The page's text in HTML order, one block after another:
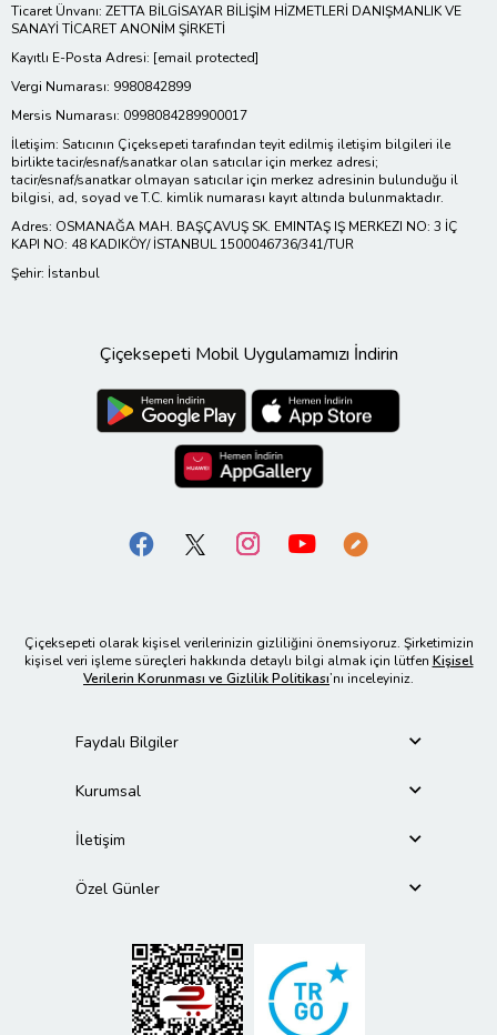
Ticaret Ünvanı: ZETTA BİLGİSAYAR BİLİŞİM HİZMETLERİ DANIŞMANLIK VE
SANAYİ TİCARET ANONİM ŞİRKETİ
Kayıtlı E-Posta Adresi: [email protected]
Vergi Numarası: 9980842899
Mersis Numarası: 0998084289900017
İletişim: Satıcının Çiçeksepeti tarafından teyit edilmiş iletişim bilgileri ile
birlikte tacir/esnaf/sanatkar olan satıcılar için merkez adresi;
tacir/esnaf/sanatkar olmayan satıcılar için merkez adresinin bulunduğu il
bilgisi, ad, soyad ve T.C. kimlik numarası kayıt altında bulunmaktadır.
Adres: OSMANAĞA MAH. BAŞÇAVUŞ SK. EMINTAŞ IŞ MERKEZI NO: 3 İÇ
KAPI NO: 48 KADIKÖY/ İSTANBUL 1500046736/341/TUR
Şehir: İstanbul
Çiçeksepeti Mobil Uygulamamızı İndirin
Çiçeksepeti olarak kişisel verilerinizin gizliliğini önemsiyoruz. Şirketimizin
kişisel veri işleme süreçleri hakkında detaylı bilgi almak için lütfen Kişisel
Verilerin Korunması ve Gizlilik Politikası’nı inceleyiniz.
Faydalı Bilgiler
Kurumsal
İletişim
Özel Günler